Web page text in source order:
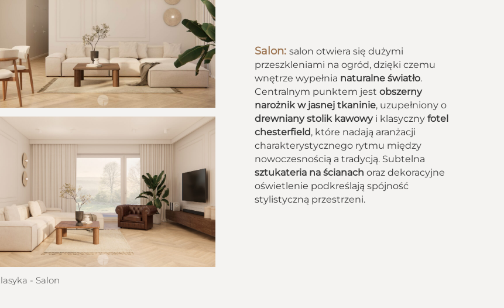
- Salon
Salon: salon otwiera się dużymi
przeszkleniami na ogród, dzięki czemu
wnętrze wypełnia naturalne światło.
Centralnym punktem jest obszerny
narożnik w jasnej tkaninie, uzupełniony o
drewniany stolik kawowyi klasyczny fotel
chesterfield, które nadają aranżacji
charakterystycznego rytmu między
nowoczesnością a tradycją. Subtelna
sztukateria na ścianach oraz dekoracyjne
oświetlenie podkreślają spójność
stylistyczną przestrzeni.